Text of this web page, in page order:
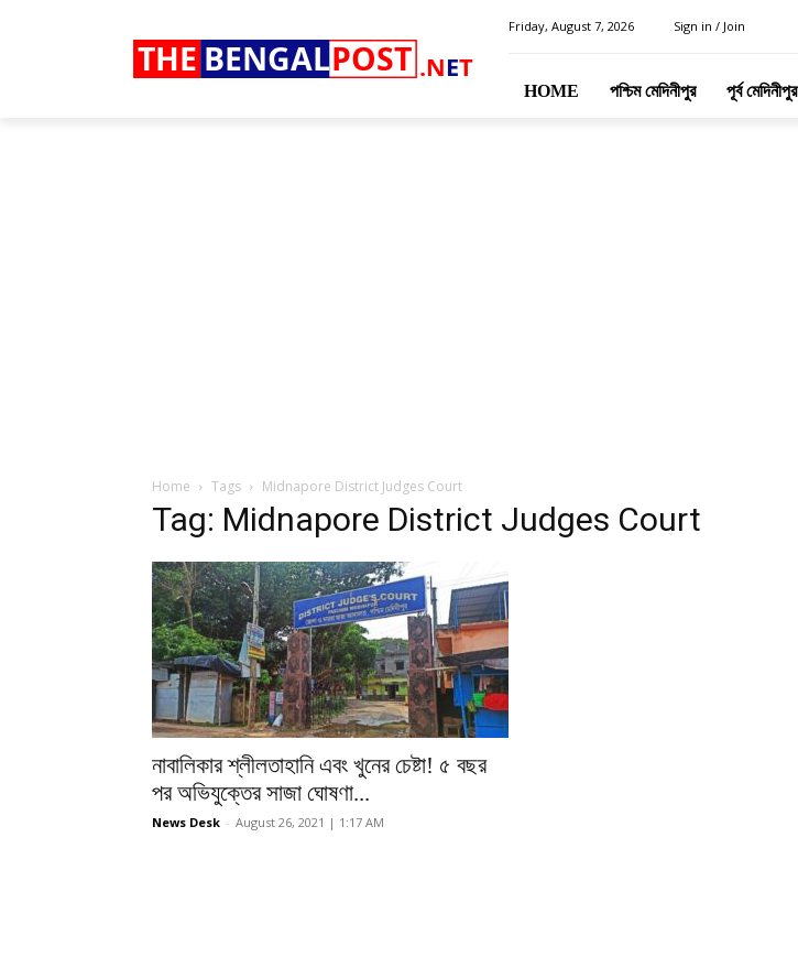
.NET
THE BENGALPOST
Friday, August 7, 2026 Sign in / Join
HOME পশ্চিম মেদিনীপুর পূর্ব মেদিনীপুর
Home Tags Midnapore District Judges Court
Tag: Midnapore District Judges Court
নাবালিকার শ্লীলতাহানি এবং খুনের চেষ্টা! ৫ বছর
পর অভিযুক্তের সাজা ঘোষণা...
News Desk - August 26, 2021 | 1:17 AM